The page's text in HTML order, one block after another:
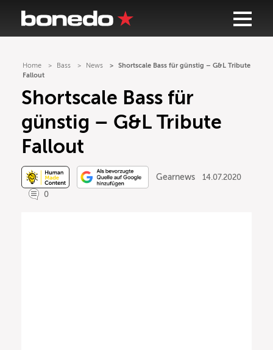
Home Bass News
Shortscale Bass für günstig – G&L Tribute
Fallout
Shortscale Bass für
günstig – G&L Tribute
Fallout
Gearnews
14.07.2020
0